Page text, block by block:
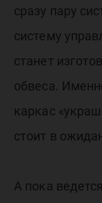
сразу пару
систему
станет
обвеса.
каркас
стоит в
А пока